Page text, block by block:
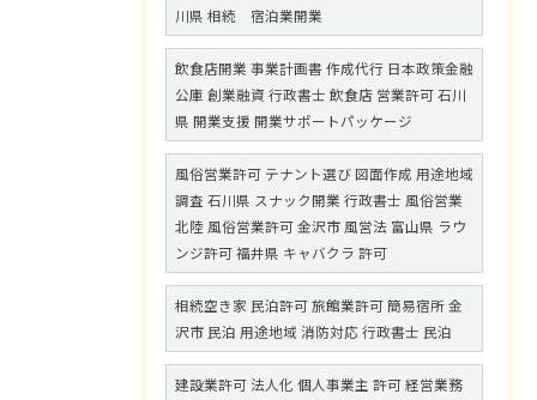
川県 相続 宿泊業開業
飲食店開業 事業計画書 作成代行 日本政策金融
公庫 創業融資 行政書士 飲食店 営業許可 石川
県 開業支援 開業サポートパッケージ
風俗営業許可 テナント選び 図面作成 用途地域
調査 石川県 スナック開業 行政書士 風俗営業
北陸 風俗営業許可 金沢市 風営法 富山県 ラウ
ンジ許可 福井県 キャバクラ 許可
相続空き家 民泊許可 旅館業許可 簡易宿所 金
沢市 民泊 用途地域 消防対応 行政書士 民泊
建設業許可 法人化 個人事業主 許可 経営業務